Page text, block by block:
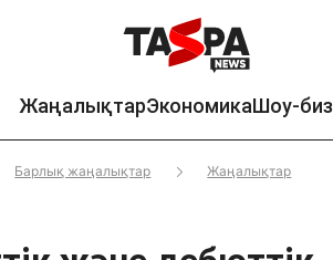
ЖаңалықтарЭкономикаШоу-биз
Барлық жаңалықтар Жаңалықтар